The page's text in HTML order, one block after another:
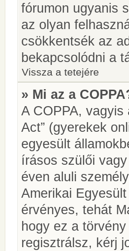
fórumon ugyanis
az olyan
csökkentsék az
bekapcsolódni a
Vissza a tetejére
» Mi az a
A COPPA, vagyis
Act” (gyerekek
egyesült
írásos szülői
éven aluli
Amerikai
érvényes, tehát
hogy ez a
regisztrálsz, kérj